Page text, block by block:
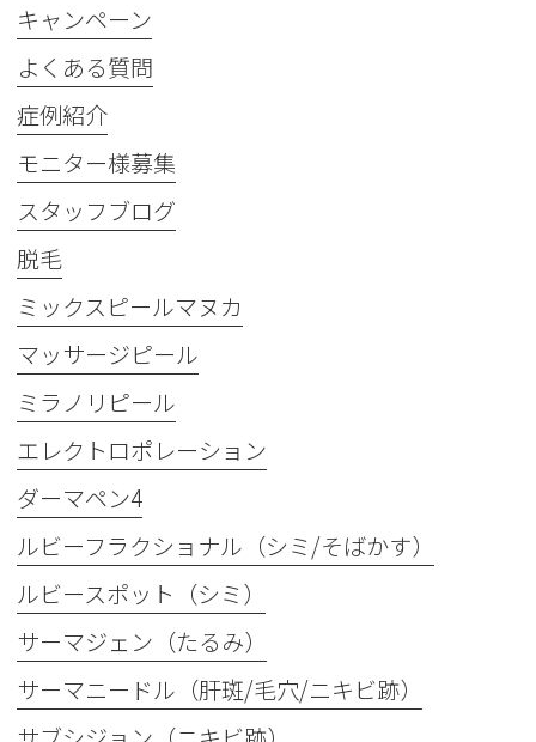
キャンペーン
よくある質問
症例紹介
モニター様募集
スタッフブログ
脱毛
ミックスピールマヌカ
マッサージピール
ミラノリピール
エレクトロポレーション
ダーマペン4
ルビーフラクショナル（シミ/そばかす）
ルビースポット（シミ）
サーマジェン（たるみ）
サーマニードル（肝斑/毛穴/ニキビ跡）